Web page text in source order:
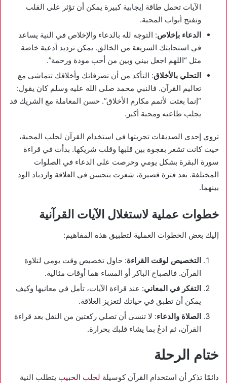
الآيات تحمل طاقة إيجابية كبيرة يمكن أن تؤثر على القلب
وتفتح أبواب المحبة.
الدعاء بإخلاص: التوجه لله بالدعاء والإخلاص في النية يساعد
في استجابتك السريعة من الخالق. يمكن ترديد أدعية خاصة
مثل “اللهم اجعل بيني وبين من أحب مودة ورحمة”.
التحلي بالأخلاق: التأكد من أن تصرفاتك وأخلاقك تتماشى مع
تعاليم القرآن. فالنبي محمد صلى الله عليه وسلم كان يقول:
“إنما بعثت لأتمم مكارم الأخلاق”. حسن المعاملة مع الشريك قد
يجلب طاعته ومحبة أكبر.
تروي إحدى الصديقات تجربتها في استخدام القرآن لجلب المحبة،
حيث كانت تشعر بفجوة بين قلبها وقلب شريكها. بدأت في قراءة
سورة البقرة بشكل يومي وحرصت على الدعاء في الصلوات
المختلفة. بعد فترة قصيرة، شعرت بتحسن في العلاقة وازدياد الود
بينهما.
خطوات عملية لاستغلال الآيات القرآنية
إليك بعض الخطوات العملية لتطبيق هذه المفاهيم:
التخصيص لوقت القراءة: حاول تخصيص وقت يومي لتلاوة
القرآن. فالصباح الباكر أو المساء هما أوقات مثالية.
التفكر في المعاني: عند قراءة الآيات، تأمل في معانيها وكيف
يمكن أن تطبق في حياتك لتعزيز العلاقة.
الصلاة والدعاء: لا تنسى أن تصلي ركعتين من النفل بعد قراءة
القرآن، ثم ادعُ بما يشاء قلبك بحرارة.
ختام الرحلة
دائمًا تذكر أن استخدام القرآن كوسيلة لجلب الحبيب يتطلب النية